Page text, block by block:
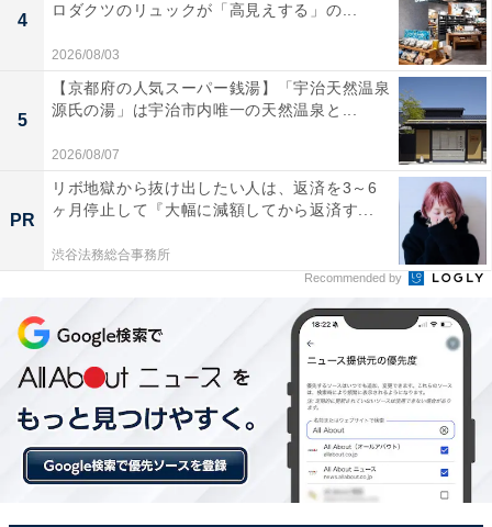
4
ロダクツのリュックが「高見えする」の...
2026/08/03
5
【京都府の人気スーパー銭湯】「宇治天然温泉
源氏の湯」は宇治市内唯一の天然温泉と...
2026/08/07
PR
リボ地獄から抜け出したい人は、返済を3～6
ヶ月停止して『大幅に減額してから返済す...
渋谷法務総合事務所
Recommended by